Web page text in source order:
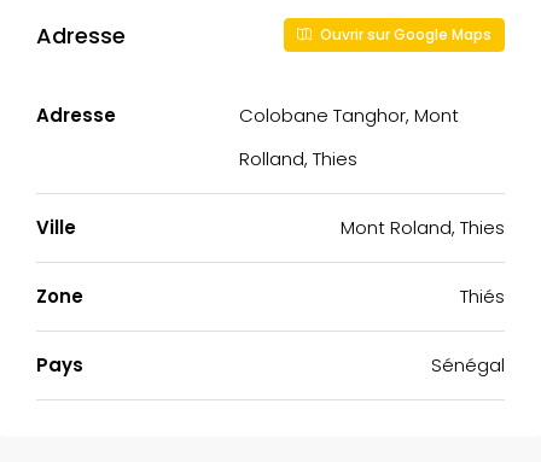
Adresse Ouvrir sur Google Maps
Adresse
Colobane Tanghor, Mont
Rolland, Thies
Ville Mont Roland, Thies
Zone Thiés
Pays Sénégal